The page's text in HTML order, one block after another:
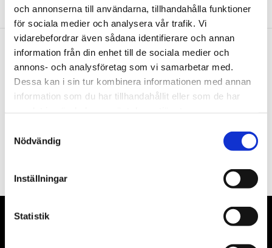
och annonserna till användarna, tillhandahålla funktioner
för sociala medier och analysera vår trafik. Vi
vidarebefordrar även sådana identifierare och annan
information från din enhet till de sociala medier och
annons- och analysföretag som vi samarbetar med.
Dessa kan i sin tur kombinera informationen med annan
information som du har tillhandahållit eller som de har
Nödvändig
Inställningar
Statistik
Nyhetsbrev